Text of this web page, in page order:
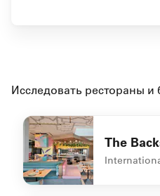
Исследовать рестораны
The